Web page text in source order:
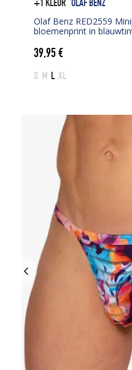
+1 KLEUR OLAF BENZ
Olaf Benz RED2559
bloemenprint in
39,95€
S M L XL